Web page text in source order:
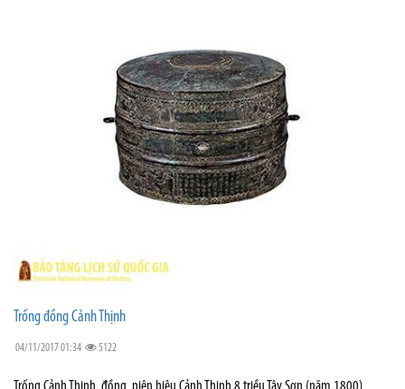
Trống đồng Cảnh Thịnh
04/11/2017 01:34 5122